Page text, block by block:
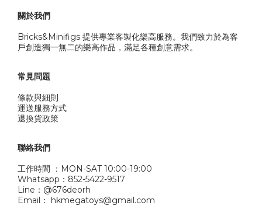
關於我們
Bricks&Minifigs 提供專業客製化樂高服務。我們致力於為客
戶創造獨一無二的樂高作品，滿足各種創意需求。
常見問題
條款與細則
運送服務方式
退換貨政策
聯絡我們
工作時間 ：MON-SAT 10:00-19:00
Whatsapp：852-5422-9517
Line：@676deorh
Email： hkmegatoys@gmail.com